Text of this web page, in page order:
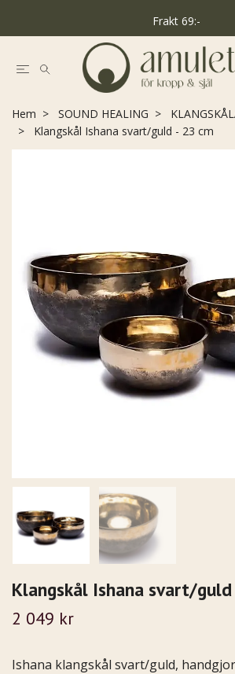
Frakt 69:-
Hem SOUND HEALING
Klangskål Ishana svart/guld - 23 cm
Klangskål Ishana svart/guld
2 049 kr
Ishana klangskål svart/guld,